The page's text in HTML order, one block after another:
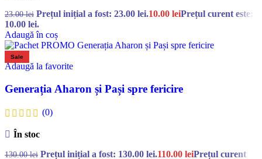
23.00lei Prețul inițial a fost: 23.00 lei.10.00 leiPrețul curent este:
10.00 lei.
Adaugă în coș
Sale
Adaugă la favorite
Generația Aharon și Pași spre fericire
(0)
În stoc
130.00lei Prețul inițial a fost: 130.00 lei.110.00 leiPrețul curent